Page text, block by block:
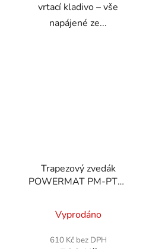
vrtací kladivo – vše
napájené ze...
Trapezový zvedák
POWERMAT PM-PTR-
hodnocení
produktu
Vyprodáno
610 Kč bez DPH